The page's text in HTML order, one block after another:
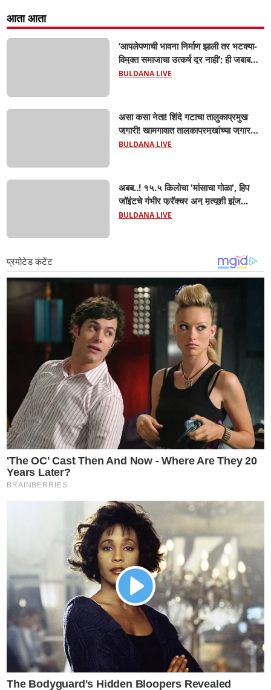
आता आता
‘आपलेपणाची भावना निर्माण झाली तर भटक्या-
विमुक्त समाजाचा उत्कर्ष दूर नाही’; ही जबाबदारी
केवळ सरकारची नाही,आपल्या सर्वांची !
BULDANA LIVE
असा कसा नेता! शिंदे गटाचा तालुकाप्रमुख
जुगारी! खामगावात तालुकाप्रमुखांच्या जुगार
अड्ड्यावर डीवायएसपी पथकाची धाड.. अंधारात
BULDANA LIVE
अबब..! १५.५ किलोचा 'मांसाचा गोळा', हिप
जॉइंटचे गंभीर फ्रॅक्चर अन् मृत्यूशी झुंज...
BULDANA LIVE